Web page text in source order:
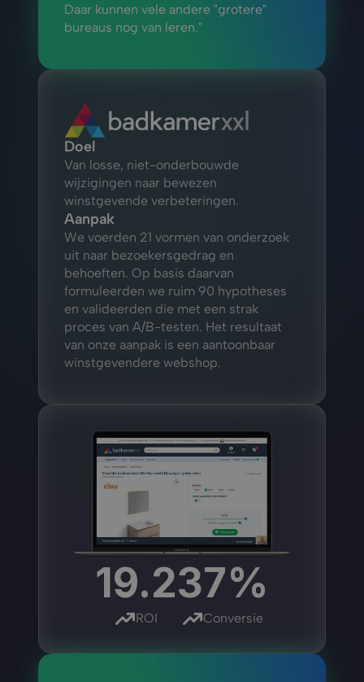
Daar kunnen vele andere "grotere"
bureaus nog van leren."
Doel
Van losse, niet-onderbouwde
wijzigingen naar bewezen
winstgevende verbeteringen.
Aanpak
We voerden 21 vormen van onderzoek
uit naar bezoekersgedrag en
behoeften. Op basis daarvan
formuleerden we ruim 90 hypotheses
en valideerden die met een strak
proces van A/B-testen. Het resultaat
van onze aanpak is een aantoonbaar
winstgevendere webshop.
19.2
ROI
37%
Conversie